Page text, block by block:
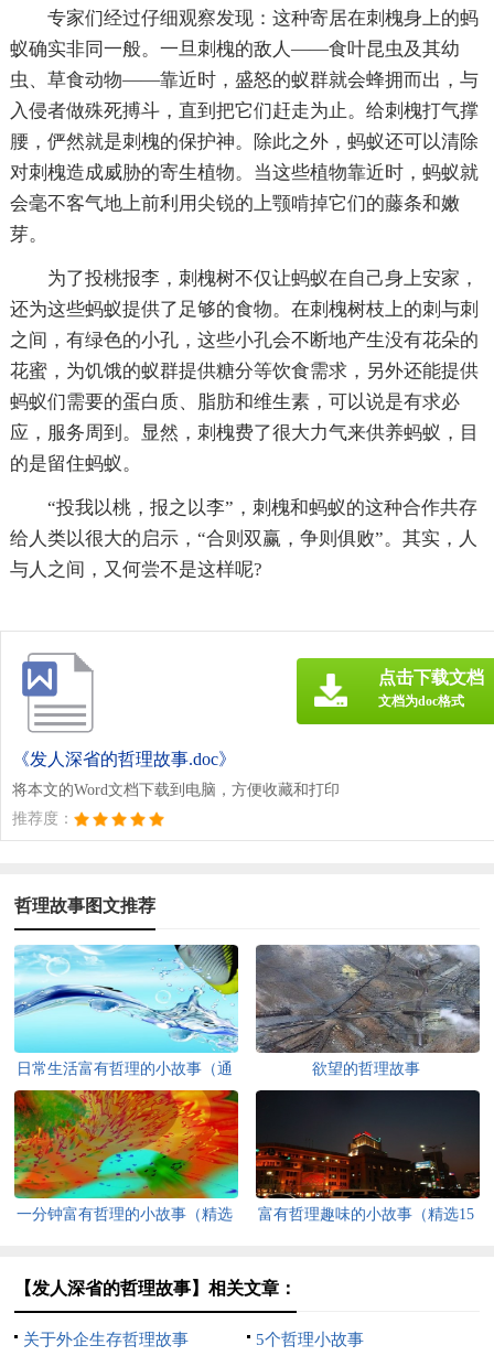
专家们经过仔细观察发现：这种寄居在刺槐身上的蚂
蚁确实非同一般。一旦刺槐的敌人——食叶昆虫及其幼
虫、草食动物——靠近时，盛怒的蚁群就会蜂拥而出，与
入侵者做殊死搏斗，直到把它们赶走为止。给刺槐打气撑
腰，俨然就是刺槐的保护神。除此之外，蚂蚁还可以清除
对刺槐造成威胁的寄生植物。当这些植物靠近时，蚂蚁就
会毫不客气地上前利用尖锐的上颚啃掉它们的藤条和嫩
芽。
为了投桃报李，刺槐树不仅让蚂蚁在自己身上安家，
还为这些蚂蚁提供了足够的食物。在刺槐树枝上的刺与刺
之间，有绿色的小孔，这些小孔会不断地产生没有花朵的
花蜜，为饥饿的蚁群提供糖分等饮食需求，另外还能提供
蚂蚁们需要的蛋白质、脂肪和维生素，可以说是有求必
应，服务周到。显然，刺槐费了很大力气来供养蚂蚁，目
的是留住蚂蚁。
“投我以桃，报之以李”，刺槐和蚂蚁的这种合作共存
给人类以很大的启示，“合则双赢，争则俱败”。其实，人
与人之间，又何尝不是这样呢?
《发人深省的哲理故事.doc》
将本文的Word文档下载到电脑，方便收藏和打印
推荐度：
点击下载文档
文档为doc格式
哲理故事图文推荐
日常生活富有哲理的小故事（通
用13篇）
欲望的哲理故事
一分钟富有哲理的小故事（精选
富有哲理趣味的小故事（精选15
【发人深省的哲理故事】相关文章：
关于外企生存哲理故事 5个哲理小故事